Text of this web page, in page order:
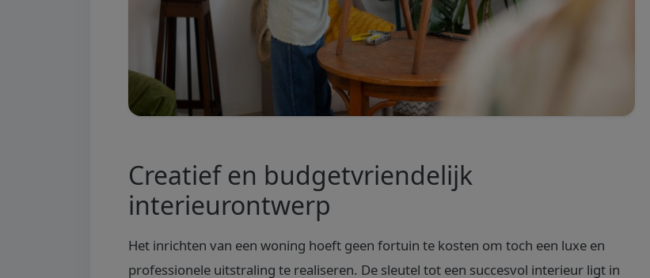
Creatief en budgetvriendelijk
interieurontwerp
Het inrichten van een woning hoeft geen fortuin te kosten om toch een luxe en
professionele uitstraling te realiseren. De sleutel tot een succesvol interieur ligt in